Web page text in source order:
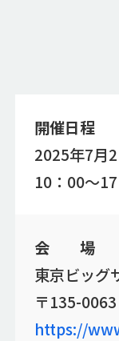
開催日程
2025年7月
10：00～
会 場
東京ビッグ
〒135-
https://